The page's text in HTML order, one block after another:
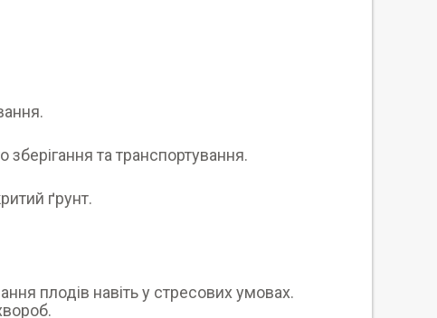
та транспортування.
ґрунт.
плодів навіть у стресових умовах.